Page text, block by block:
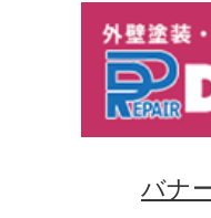
バナ